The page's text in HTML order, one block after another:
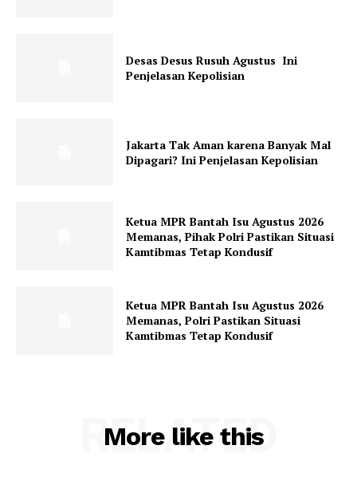
Desas Desus Rusuh Agustus Ini
Penjelasan Kepolisian
Jakarta Tak Aman karena Banyak Mal
Dipagari? Ini Penjelasan Kepolisian
Ketua MPR Bantah Isu Agustus 2026
Memanas, Pihak Polri Pastikan Situasi
Kamtibmas Tetap Kondusif
Ketua MPR Bantah Isu Agustus 2026
Memanas, Polri Pastikan Situasi
Kamtibmas Tetap Kondusif
More like this
RELATED